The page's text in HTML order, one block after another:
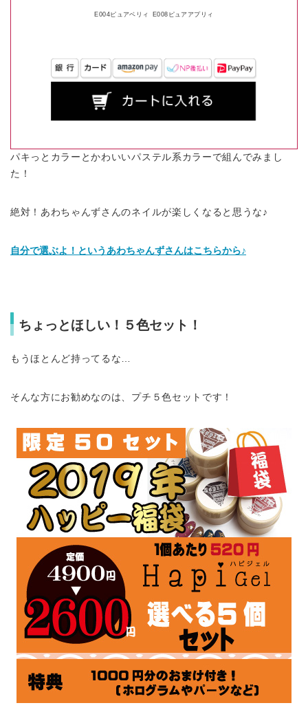
E004ピュアベリィ E008ピュアアプリィ
パキっとカラーとかわいいパステル系カラーで組んでみまし
た！
絶対！あわちゃんずさんのネイルが楽しくなると思うな♪
自分で選ぶよ！というあわちゃんずさんはこちらから♪
ちょっとほしい！５色セット！
もうほとんど持ってるな…
そんな方にお勧めなのは、プチ５色セットです！